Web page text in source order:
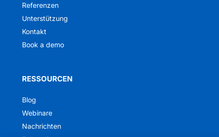
Referenzen
Unterstützung
Kontakt
Book a demo
RESSOURCEN
Blog
Webinare
Nachrichten